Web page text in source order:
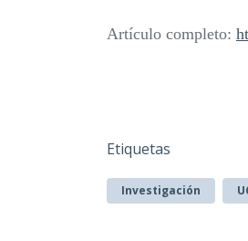
Artículo completo:
Etiquetas
Investigación